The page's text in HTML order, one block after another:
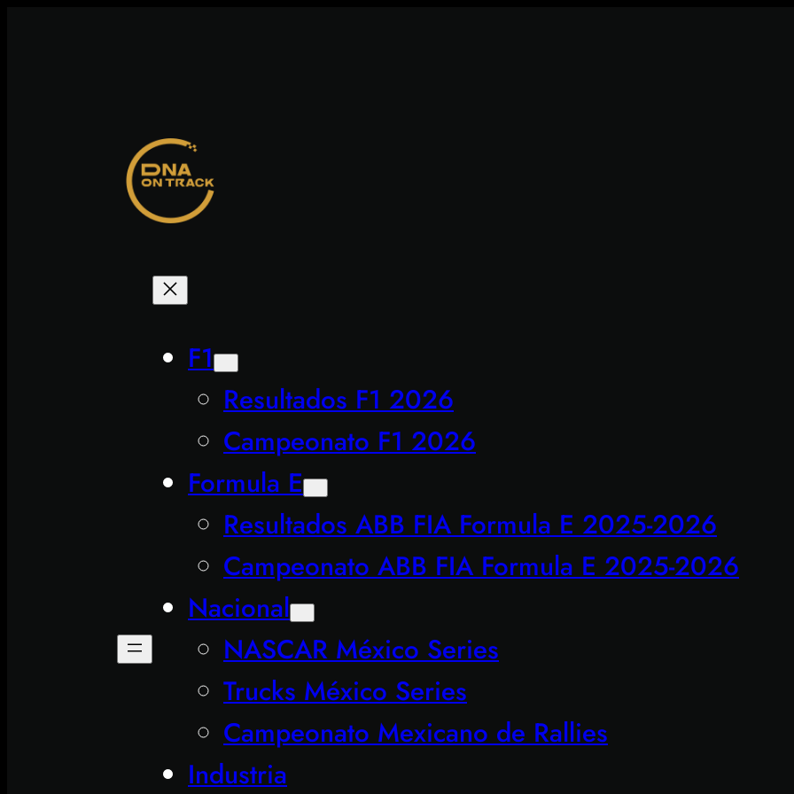
F1
Resultados F1 2026
Campeonato F1 2026
Formula E
Resultados ABB FIA Formula E 2025-2026
Campeonato ABB FIA Formula E 2025-2026
Nacional
NASCAR México Series
Trucks México Series
Campeonato Mexicano de Rallies
Industria